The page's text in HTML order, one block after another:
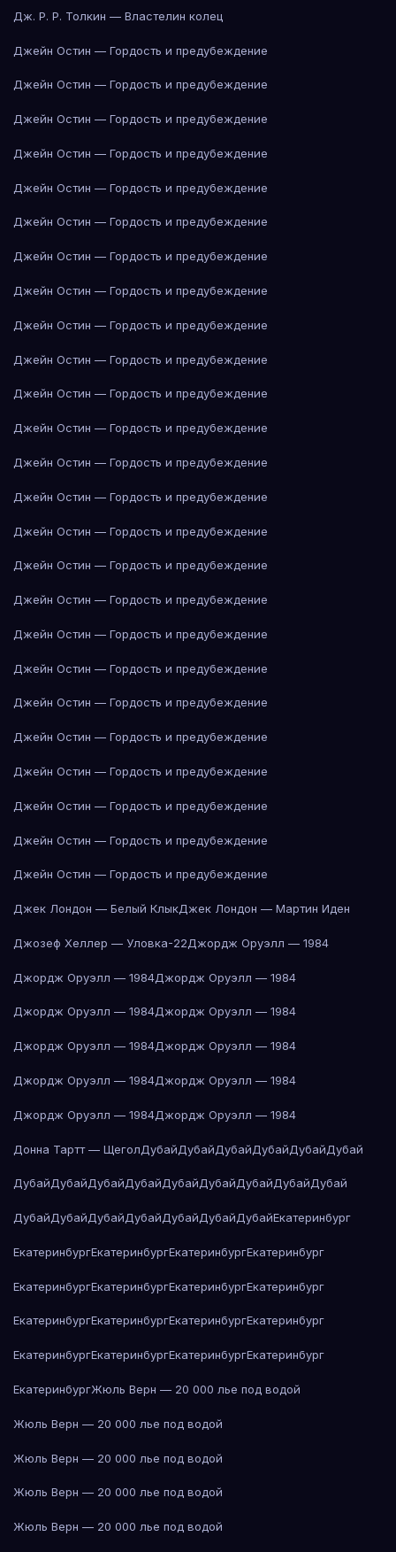
Дж. Р. Р. Толкин — Властелин колец
Джейн Остин — Гордость и предубеждение
Джейн Остин — Гордость и предубеждение
Джейн Остин — Гордость и предубеждение
Джейн Остин — Гордость и предубеждение
Джейн Остин — Гордость и предубеждение
Джейн Остин — Гордость и предубеждение
Джейн Остин — Гордость и предубеждение
Джейн Остин — Гордость и предубеждение
Джейн Остин — Гордость и предубеждение
Джейн Остин — Гордость и предубеждение
Джейн Остин — Гордость и предубеждение
Джейн Остин — Гордость и предубеждение
Джейн Остин — Гордость и предубеждение
Джейн Остин — Гордость и предубеждение
Джейн Остин — Гордость и предубеждение
Джейн Остин — Гордость и предубеждение
Джейн Остин — Гордость и предубеждение
Джейн Остин — Гордость и предубеждение
Джейн Остин — Гордость и предубеждение
Джейн Остин — Гордость и предубеждение
Джейн Остин — Гордость и предубеждение
Джейн Остин — Гордость и предубеждение
Джейн Остин — Гордость и предубеждение
Джейн Остин — Гордость и предубеждение
Джейн Остин — Гордость и предубеждение
Джек Лондон — Белый КлыкДжек Лондон — Мартин Иден
Джозеф Хеллер — Уловка-22Джордж Оруэлл — 1984
Джордж Оруэлл — 1984Джордж Оруэлл — 1984
Джордж Оруэлл — 1984Джордж Оруэлл — 1984
Джордж Оруэлл — 1984Джордж Оруэлл — 1984
Джордж Оруэлл — 1984Джордж Оруэлл — 1984
Джордж Оруэлл — 1984Джордж Оруэлл — 1984
Донна Тартт — ЩеголДубайДубайДубайДубайДубайДубай
ДубайДубайДубайДубайДубайДубайДубайДубайДубай
ДубайДубайДубайДубайДубайДубайДубайЕкатеринбург
ЕкатеринбургЕкатеринбургЕкатеринбургЕкатеринбург
ЕкатеринбургЕкатеринбургЕкатеринбургЕкатеринбург
ЕкатеринбургЕкатеринбургЕкатеринбургЕкатеринбург
ЕкатеринбургЕкатеринбургЕкатеринбургЕкатеринбург
ЕкатеринбургЖюль Верн — 20 000 лье под водой
Жюль Верн — 20 000 лье под водой
Жюль Верн — 20 000 лье под водой
Жюль Верн — 20 000 лье под водой
Жюль Верн — 20 000 лье под водой